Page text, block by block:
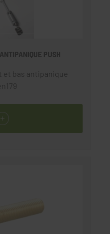
PUSH